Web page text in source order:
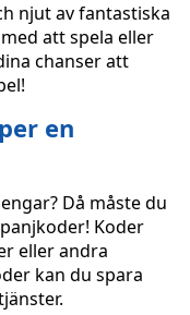
njut av fantastiska
att spela eller
chanser att
en
Då måste du
Koder
eller andra
kan du spara